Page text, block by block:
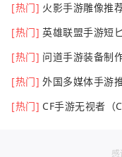
[热门] 火影手游雕像推
[热门] 英雄联盟手游短
[热门] 问道手游装备制
[热门] 外国多媒体手游
[热门] CF手游无视者（